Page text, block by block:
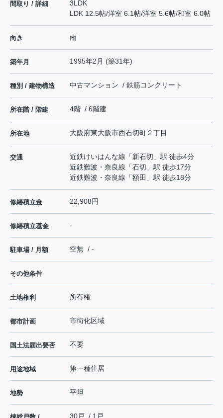
間取り / 詳細
3LDK
LDK 12.5帖/洋室 6.1帖/洋室 5.6帖/和室 6.0帖
向き 南
築年月 1995年2月 (築31年)
種別 / 建物構造 中古マンション / 鉄筋コンクリート
所在階 / 階建 4階 / 6階建
所在地 大阪府東大阪市西石切町２丁目
交通 近鉄けいはんな線 「新石切 」駅 徒歩4分
近鉄難波・奈良線 「石切 」駅 徒歩17分
近鉄難波・奈良線 「額田 」駅 徒歩18分
修繕積立金 22,908円
修繕積立基金 -
駐車場 / 月額 空無 / -
その他条件
土地権利 所有権
都市計画 市街化区域
国土法届出要否 不要
用途地域 第一種住居
地勢 平坦
30戸 / 1戸